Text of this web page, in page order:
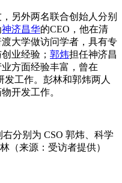
另外两名联合创始人分别
神济昌华的CEO，他在清
大学做访问学者，具有专
业经验； 郭炜担任神济昌
方面经验丰富，曾在
工作。彭林和郭炜两人
开发工作。
分别为 CSO 郭炜、科学
（来源：受访者提供）